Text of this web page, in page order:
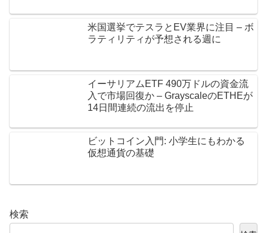
米国選挙でテスラとEV業界に注目 – ボ
ラティリティが予想される週に
イーサリアムETF 490万ドルの資金流
入で市場回復か – GrayscaleのETHEが
14日間連続の流出を停止
ビットコイン入門: 小学生にもわかる
仮想通貨の基礎
検索